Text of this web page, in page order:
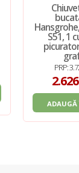
S51, 1
PRP:
ADAUGĂ